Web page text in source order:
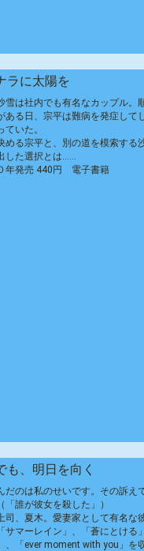
ラに太陽を
雪は社内でも有名なカップル。
ある日、宗平は難病を発症して
ていた。
める宗平と、別の道を模索する沙
した選択とは……
年発売 440円 電子書籍
も、明日を向く
だのは私のせいです。その訴え
「誰が彼女を殺した」）
司、夏木。愛妻家として有名な
サマーレイン」、「蒼にとける
、「ever moment with you」を